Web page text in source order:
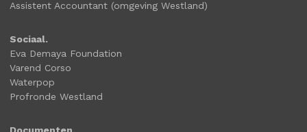
Assistent Accountant (omgeving Westland)
Sociaal.
Eva Demaya Foundation
Varend Corso
Waterpop
Profronde Westland